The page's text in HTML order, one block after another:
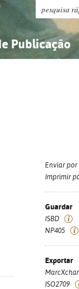
Publicação
Enviar por
Imprimir
Guardar
ISBD
NP405
Exportar
ISO2709